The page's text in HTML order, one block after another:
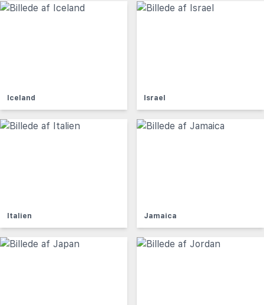
Iceland Israel
Italien Jamaica